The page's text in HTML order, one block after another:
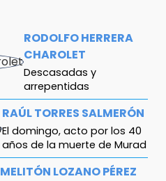
RODOLFO HERRERA
CHAROLET
Descasadas y
arrepentidas
RAÚL TORRES SALMERÓN
El domingo, acto por los 40
años de la muerte de Murad
MELITÓN LOZANO PÉREZ